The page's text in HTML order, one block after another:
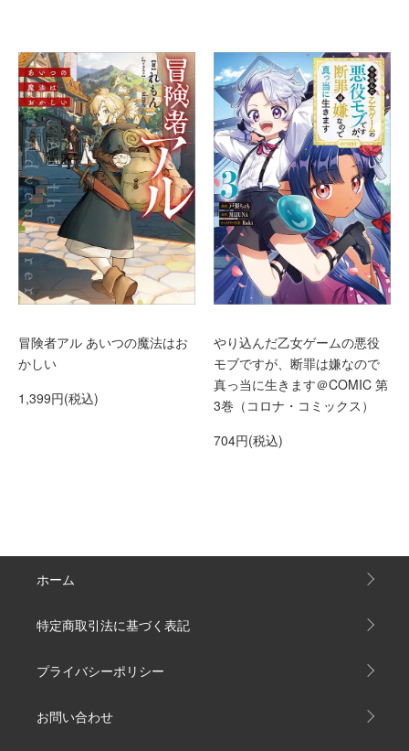
冒険者アル あいつの魔法はお
かしい
1,399円(税込)
やり込んだ乙女ゲームの悪役
モブですが、断罪は嫌なので
真っ当に生きます＠COMIC 第
3巻（コロナ・コミックス）
704円(税込)
ホーム
特定商取引法に基づく表記
プライバシーポリシー
お問い合わせ